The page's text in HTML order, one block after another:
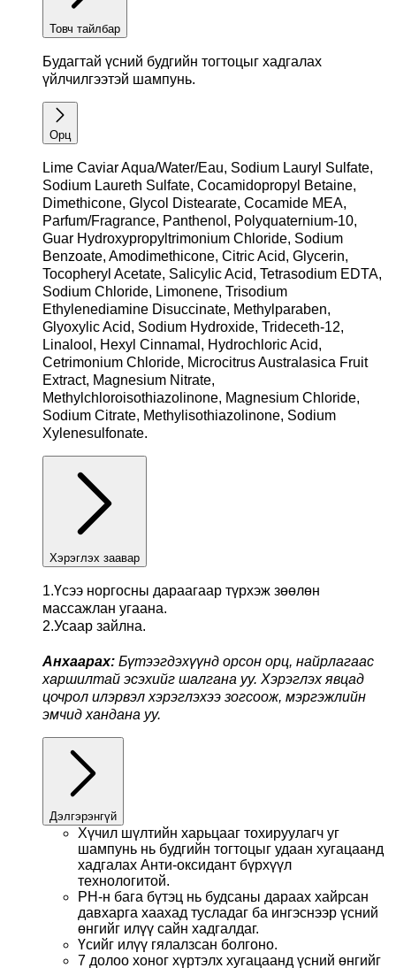
Товч тайлбар
Будагтай үсний будгийн тогтоцыг хадгалах
үйлчилгээтэй шампунь.
Орц
Lime Caviar Aqua/Water/Eau, Sodium Lauryl Sulfate,
Sodium Laureth Sulfate, Cocamidopropyl Betaine,
Dimethicone, Glycol Distearate, Cocamide MEA,
Parfum/Fragrance, Panthenol, Polyquaternium-10,
Guar Hydroxypropyltrimonium Chloride, Sodium
Benzoate, Amodimethicone, Citric Acid, Glycerin,
Tocopheryl Acetate, Salicylic Acid, Tetrasodium EDTA,
Sodium Chloride, Limonene, Trisodium
Ethylenediamine Disuccinate, Methylparaben,
Glyoxylic Acid, Sodium Hydroxide, Trideceth-12,
Linalool, Hexyl Cinnamal, Hydrochloric Acid,
Cetrimonium Chloride, Microcitrus Australasica Fruit
Extract, Magnesium Nitrate,
Methylchloroisothiazolinone, Magnesium Chloride,
Sodium Citrate, Methylisothiazolinone, Sodium
Xylenesulfonate.
Хэрэглэх заавар
1.Үсээ норгосны дараагаар түрхэж зөөлөн
массажлан угаана.
2.Усаар зайлна.
Анхаарах: Бүтээгдэхүүнд орсон орц, найрлагаас
харшилтай эсэхийг шалгана уу. Хэрэглэх явцад
цочрол илэрвэл хэрэглэхээ зогсоож, мэргэжлийн
эмчид хандана уу.
Дэлгэрэнгүй
Хүчил шүлтийн харьцааг тохируулагч уг
шампунь нь будгийн тогтоцыг удаан хугацаанд
хадгалах Анти-оксидант бүрхүүл
технологитой.
РH-н бага бүтэц нь будсаны дараах хайрсан
давхарга хаахад тусладаг ба ингэснээр үсний
өнгийг илүү сайн хадгалдаг.
Үсийг илүү гялалзсан болгоно.
7 долоо хоног хүртэлх хугацаанд үсний өнгийг